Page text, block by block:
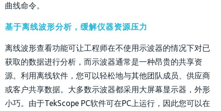
曲线命令。
基于离线波形分析，缓解仪器资源压力
离线波形查看功能可让工程师在不使用示波器的情况下对已
获取的数据进行分析，而示波器通常是一种昂贵的共享资
源。利用离线软件，您可以轻松地与其他团队成员、供应商
或客户共享数据。大多数示波器都采用大屏幕显示器，外形
小巧。由于TekScope PC软件可在PC上运行，因此您可以在